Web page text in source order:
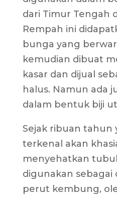
dari Timur Tengah
Rempah ini
bunga yang
kemudian dibuat
kasar dan dijual
halus. Namun ada
dalam bentuk biji
Sejak ribuan tahun
terkenal akan
menyehatkan
digunakan sebagai
perut kembung,